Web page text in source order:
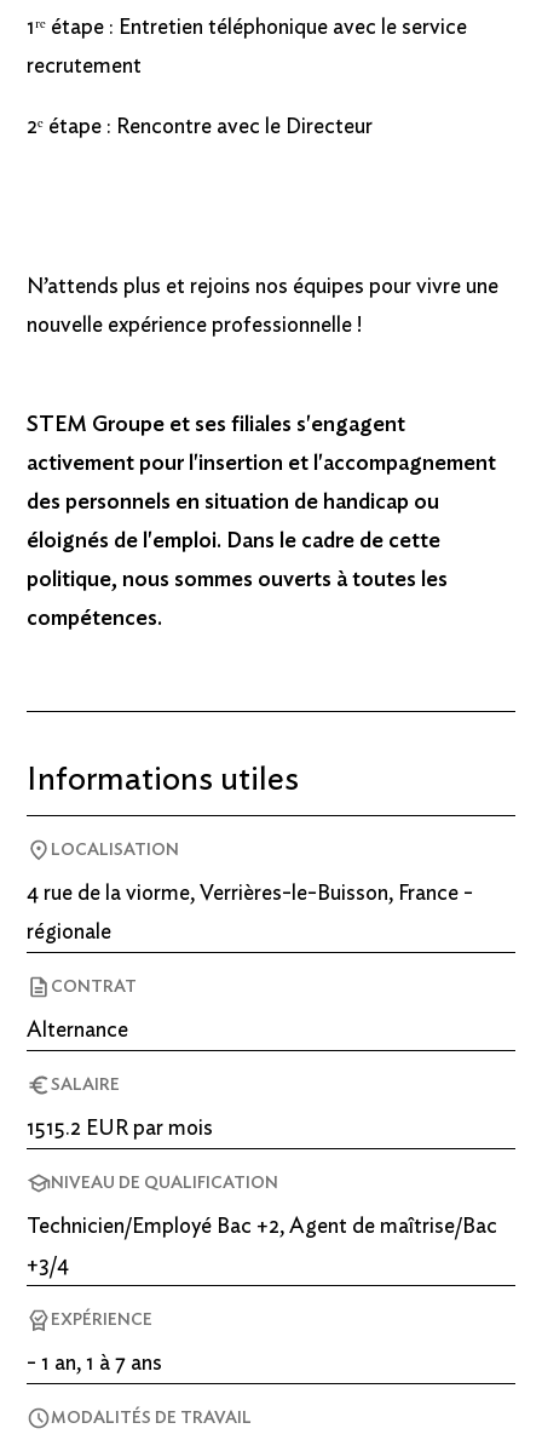
1ʳᵉ étape : Entretien téléphonique avec le service
recrutement
2ᵉ étape : Rencontre avec le Directeur
N’attends plus et rejoins nos équipes pour vivre une
nouvelle expérience professionnelle !
STEM Groupe et ses filiales s'engagent
activement pour l'insertion et l'accompagnement
des personnels en situation de handicap ou
éloignés de l'emploi. Dans le cadre de cette
politique, nous sommes ouverts à toutes les
compétences.
Informations utiles
LOCALISATION
4 rue de la viorme, Verrières-le-Buisson, France -
régionale
CONTRAT
Alternance
SALAIRE
1515.2 EUR par mois
NIVEAU DE QUALIFICATION
Technicien/Employé Bac +2, Agent de maîtrise/Bac
+3/4
EXPÉRIENCE
- 1 an, 1 à 7 ans
MODALITÉS DE TRAVAIL